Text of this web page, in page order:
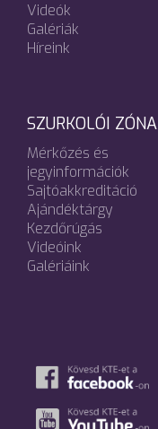
Videók
Galériák
Híreink
SZURKOLÓI ZÓNA
Mérkőzés és
jegyinformációk
Sajtóakkreditáció
Ajándéktárgy
Kezdőrúgás
Videóink
Galériáink